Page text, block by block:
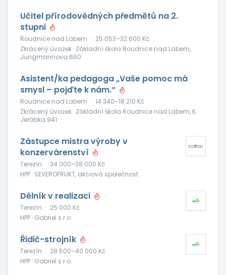
Učitel přírodovědných předmětů na 2.
stupni
Roudnice nad Labem · 25 053–32 600 Kč
Zkrácený úvazek · Základní škola Roudnice nad Labem,
Jungmannova 660
Asistent/ka pedagoga „Vaše pomoc má
smysl – pojďte k nám.“
Roudnice nad Labem · 14 340–18 210 Kč
Zkrácený úvazek · Základní škola Roudnice nad Labem, K.
Jeřábka 941
Zástupce mistra výroby v
konzervárenství
Terezín · 34 000–38 000 Kč
HPP · SEVEROFRUKT, akciová společnost
Dělník v realizaci
Terezín · 25 000 Kč
HPP · Gabriel s.r.o.
Řidič-strojník
Terezín · 28 500–40 000 Kč
HPP · Gabriel s.r.o.